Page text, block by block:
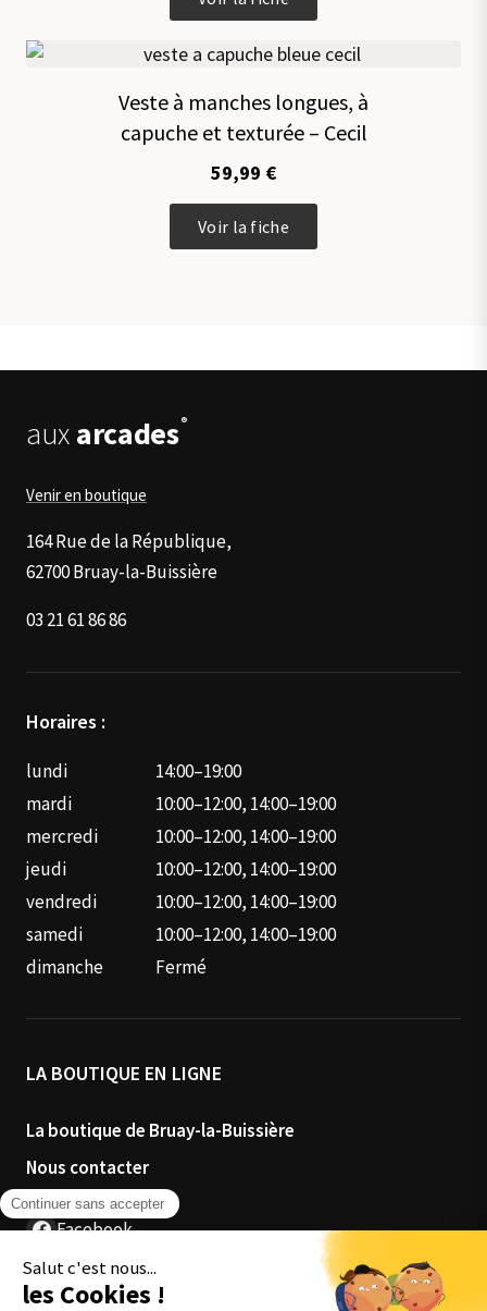
la
page
du
produit
plusieurs
Les
options
choisies
la
Veste à manches longues, à
capuche et texturée – Cecil
59,99 €
Voir la fiche
auxarcades®
Venir en boutique
164 Rue de la République,
62700 Bruay-la-Buissière
03 21 61 86 86
Horaires :
lundi
14:00–19:00
mardi
10:00–12:00, 14:00–19:00
mercredi
10:00–12:00, 14:00–19:00
jeudi
10:00–12:00, 14:00–19:00
vendredi
10:00–12:00, 14:00–19:00
samedi
10:00–12:00, 14:00–19:00
dimanche
Fermé
LA BOUTIQUE EN LIGNE
La boutique de Bruay-la-Buissière
Nous contacter
Facebook
Instagram